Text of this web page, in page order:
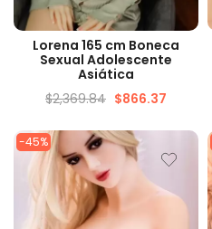
VISUALIZAÇÃO RÁPIDA
Lorena 165 cm Boneca
Sexual Adolescente
Asiática
$2,369.84 $866.37
-45%